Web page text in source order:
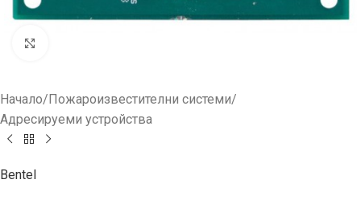
Начало/Пожароизвестителни системи/
Адресируеми устройства
Bentel